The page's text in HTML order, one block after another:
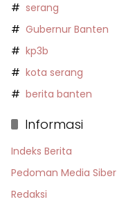
serang
Gubernur Banten
kp3b
kota serang
berita banten
Informasi
Indeks Berita
Pedoman Media Siber
Redaksi